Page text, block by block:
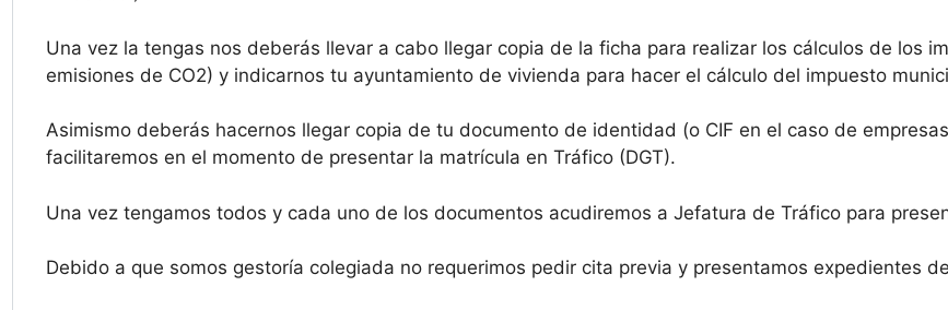
Una vez la tengas nos deberás llevar a cabo llegar copia de la ficha para realizar los cálculos de los
emisiones de CO2) y indicarnos tu ayuntamiento de vivienda para hacer el cálculo del impuesto
Asimismo deberás hacernos llegar copia de tu documento de identidad (o CIF en el caso de
facilitaremos en el momento de presentar la matrícula en Tráfico (DGT).
Una vez tengamos todos y cada uno de los documentos acudiremos a Jefatura de Tráfico para
Debido a que somos gestoría colegiada no requerimos pedir cita previa y presentamos expedientes